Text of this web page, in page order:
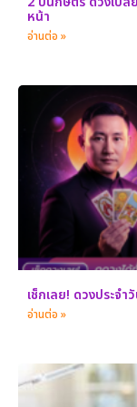
หน้า
อ่านต่อ »
เช็กเลย! ดวงประจ
อ่านต่อ »